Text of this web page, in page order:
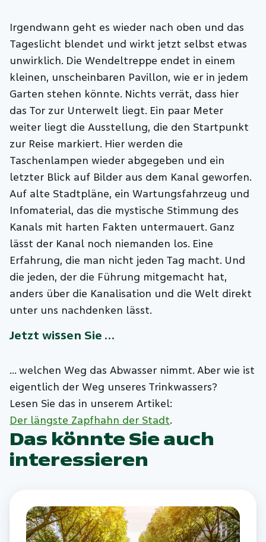
Irgendwann geht es wieder nach oben und das
Tageslicht blendet und wirkt jetzt selbst etwas
unwirklich. Die Wendeltreppe endet in einem
kleinen, unscheinbaren Pavillon, wie er in jedem
Garten stehen könnte. Nichts verrät, dass hier
das Tor zur Unterwelt liegt. Ein paar Meter
weiter liegt die Ausstellung, die den Startpunkt
zur Reise markiert. Hier werden die
Taschenlampen wieder abgegeben und ein
letzter Blick auf Bilder aus dem Kanal geworfen.
Auf alte Stadtpläne, ein Wartungsfahrzeug und
Infomaterial, das die mystische Stimmung des
Kanals mit harten Fakten untermauert. Ganz
lässt der Kanal noch niemanden los. Eine
Erfahrung, die man nicht jeden Tag macht. Und
die jeden, der die Führung mitgemacht hat,
anders über die Kanalisation und die Welt direkt
unter uns nachdenken lässt.
Jetzt wissen Sie …
… welchen Weg das Abwasser nimmt. Aber wie ist
eigentlich der Weg unseres Trinkwassers?
Lesen Sie das in unserem Artikel:
Der längste Zapfhahn der Stadt.
Das könnte Sie auch
interessieren